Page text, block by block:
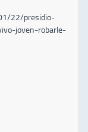
22/presidio-
joven-robarle-